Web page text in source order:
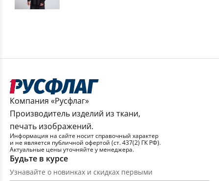
Компания «Русфлаг»
Производитель изделий из ткани,
печать изображений.
Информация на сайте носит справочный характер
и не является публичной офертой (ст. 437(2) ГК РФ).
Актуальные цены уточняйте у менеджера.
Будьте в курсе
Узнавайте о новинках и скидках первыми